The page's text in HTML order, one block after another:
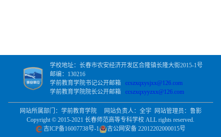
学校地址：长春市农安经济开发区合隆镇长隆大街2015-1号
邮编：130216
学前教育学院书记公开邮箱 ccszxqxysjxx@126.com
学前教育学院院长公开邮箱 ccszxqxyyzxx@126.com
网站所属部门：学前教育学院 网站负责人：全宇 网站管理员：鲁影
Copyright © 2015-2021 长春师范高等专科学校 ALL rights reserved.
吉ICP备16007738号-1
吉公网安备 22012202000015号